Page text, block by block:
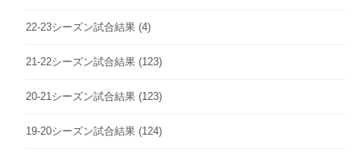
22-23シーズン試合結果 (4)
21-22シーズン試合結果 (123)
20-21シーズン試合結果 (123)
19-20シーズン試合結果 (124)